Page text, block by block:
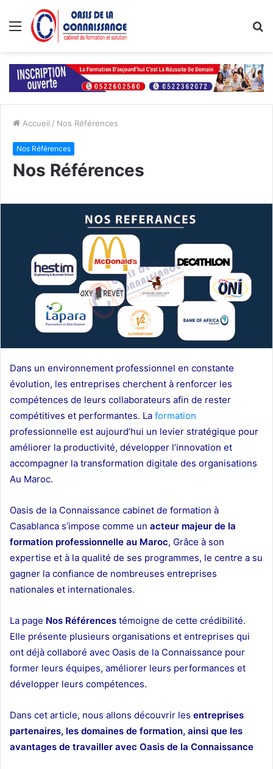
Menu
Accueil / Nos Références
Nos Références
Nos Références
Dans un environnement professionnel en constante
évolution, les entreprises cherchent à renforcer les
compétences de leurs collaborateurs afin de rester
compétitives et performantes. La formation
professionnelle est aujourd’hui un levier stratégique pour
améliorer la productivité, développer l’innovation et
accompagner la transformation digitale des organisations
Au Maroc.
Oasis de la Connaissance cabinet de formation à
Casablanca s’impose comme un acteur majeur de la
formation professionnelle au Maroc, Grâce à son
expertise et à la qualité de ses programmes, le centre a su
gagner la confiance de nombreuses entreprises
nationales et internationales.
La page Nos Références témoigne de cette crédibilité.
Elle présente plusieurs organisations et entreprises qui
ont déjà collaboré avec Oasis de la Connaissance pour
former leurs équipes, améliorer leurs performances et
développer leurs compétences.
Dans cet article, nous allons découvrir les entreprises
partenaires, les domaines de formation, ainsi que les
avantages de travailler avec Oasis de la Connaissance